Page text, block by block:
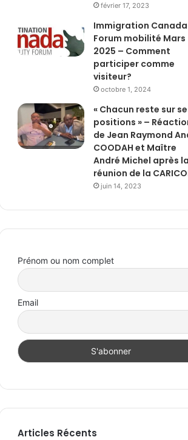
février 17, 2023
Immigration Canada
Forum mobilité Mars
2025 – Comment
participer comme
visiteur?
octobre 1, 2024
« Chacun reste sur
positions » –
de Jean Raymond
COODAH et Maître
André Michel après la
réunion de la
juin 14, 2023
Prénom ou nom complet
Email
Articles Récents